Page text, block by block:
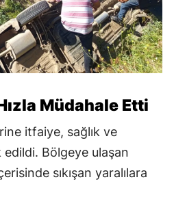
Müdahale Etti
itfaiye, sağlık ve
Bölgeye ulaşan
sıkışan yaralılara